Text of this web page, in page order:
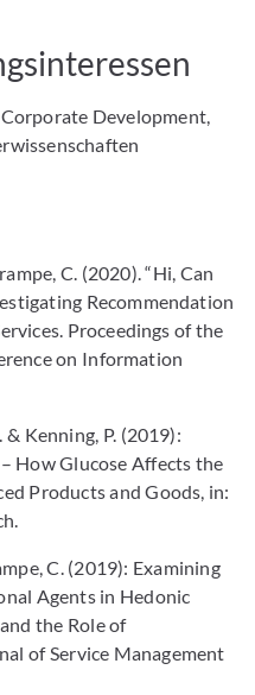
Development,
C. (2020). “Hi, Can
Recommendation
Proceedings of the
on Information
& Kenning, P. (2019):
How Glucose Affects the
Products and Goods, in:
C. (2019): Examining
Agents in Hedonic
the Role of
of Service Management